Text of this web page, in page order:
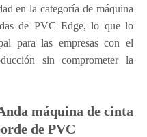
en la categoría de máquina
de PVC Edge, lo que lo
para las empresas con el
sin comprometer la
máquina de cinta
de PVC